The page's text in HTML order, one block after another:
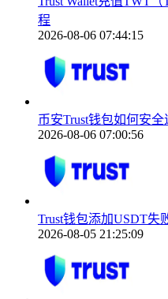
程
2026-08-06 07:44:15
币安Trust钱包如何安
2026-08-06 07:00:56
Trust钱包添加USDT失
2026-08-05 21:25:09